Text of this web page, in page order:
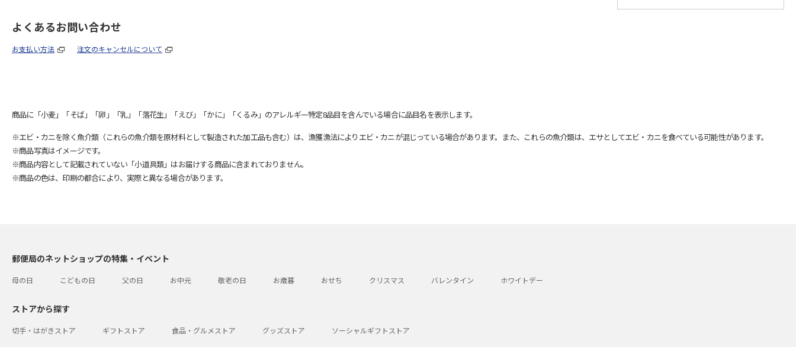
よくあるお問い合わせ
お支払い方法 注文のキャンセルについて
商品に「小麦」「そば」「卵」「乳」「落花生」「えび」「かに」「くるみ」のアレルギー特定8品目を含んでいる場合に品目名を表示します。
※エビ・カニを除く魚介類（これらの魚介類を原材料として製造された加工品も含む）は、漁獲漁法によりエビ・カニが混じっている場合があります。また、これらの魚介類は、エサとしてエビ・カニを食べている可能性があります。
※商品写真はイメージです。
※商品内容として記載されていない「小道具類」はお届けする商品に含まれておりません。
※商品の色は、印刷の都合により、実際と異なる場合があります。
郵便局のネットショップの特集・イベント
母の日 こどもの日 父の日 お中元 敬老の日 お歳暮 おせち クリスマス バレンタイン ホワイトデー
ストアから探す
切手・はがきストア ギフトストア 食品・グルメストア グッズストア ソーシャルギフトストア